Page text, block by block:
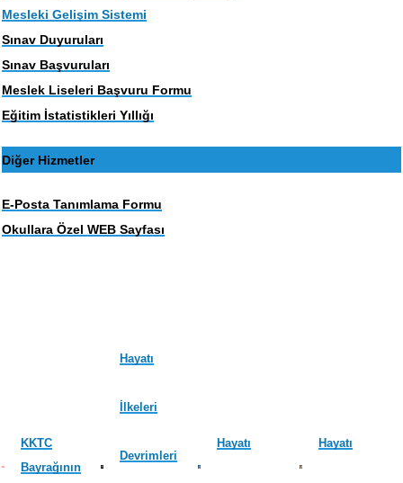
Mesleki Gelişim Sistemi
Sınav Duyuruları
Sınav Başvuruları
Meslek Liseleri Başvuru Formu
Eğitim İstatistikleri Yıllığı
Diğer Hizmetler
E-Posta Tanımlama Formu
Okullara Özel WEB Sayfası
KKTC
Bayrağının
Hayatı
İlkeleri
Devrimleri
Hayatı Hayatı